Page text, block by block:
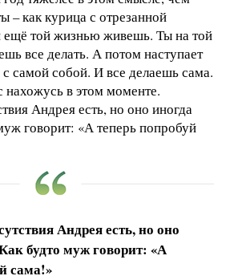
– как курица с отрезанной
ещё той жизнью живешь. Ты на той
все делать. А потом наступает
самой собой. И все делаешь сама.
нахожусь в этом моменте.
Андрея есть, но оно иногда
говорит: «А теперь попробуй
Андрея есть, но оно
будто муж говорит: «А
сама!»